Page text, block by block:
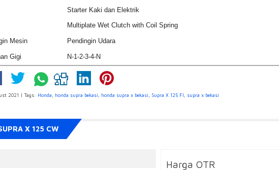
Starter Kaki dan Elektrik
Multiplate Wet Clutch with Coil Spring
Mesin Pendingin Udara
Gigi N-1-2-3-4-N
2021 | Tags: Honda honda supra bekasi honda supra x bekasi Supra X 125 FI supra x bekasi
X 125 CW
Harga OTR